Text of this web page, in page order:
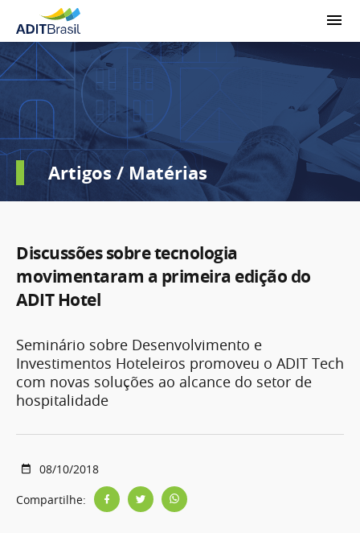
Artigos / Matérias
Discussões sobre tecnologia
movimentaram a primeira edição do
ADIT Hotel
Seminário sobre Desenvolvimento e
Investimentos Hoteleiros promoveu o ADIT Tech
com novas soluções ao alcance do setor de
hospitalidade
08/10/2018
Compartilhe: